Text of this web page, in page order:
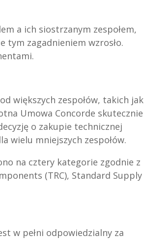
a ich siostrzanym zespołem,
tym zagadnieniem wzrosło.
większych zespołów, takich jak
Umowa Concorde skutecznie
o zakupie technicznej
wielu mniejszych zespołów.
na cztery kategorie zgodnie z
(TRC), Standard Supply
w pełni odpowiedzialny za